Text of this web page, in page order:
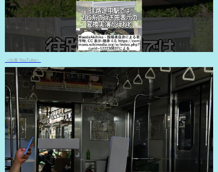
（出典 YouTube）